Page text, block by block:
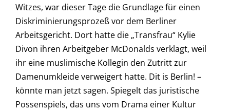
Witzes, war dieser Tage die Grundlage für einen
Diskriminierungsprozeß vor dem Berliner
Arbeitsgericht. Dort hatte die „Transfrau“ Kylie
Divon ihren Arbeitgeber McDonalds verklagt, weil
ihr eine muslimische Kollegin den Zutritt zur
Damenumkleide verweigert hatte. Dit is Berlin! –
könnte man jetzt sagen. Spiegelt das juristische
Possenspiels, das uns vom Drama einer Kultur